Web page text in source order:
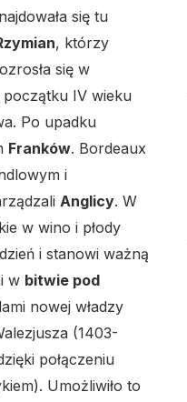
się tu
, którzy
się w
IV wieku
Po upadku
Franków. Bordeaux
i
Anglicy. W
w wino i płody
i stanowi ważną
w bitwie pod
nowej władzy
(1403-
połączeniu
Umożliwiło to